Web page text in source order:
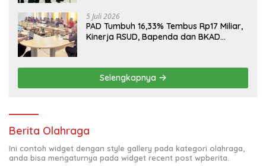
5 Juli 2026
PAD Tumbuh 16,33% Tembus Rp17 Miliar,
Kinerja RSUD, Bapenda dan BKAD
Selengkapnya
Berita Olahraga
Ini contoh widget dengan style gallery pada kategori olahraga,
anda bisa mengaturnya pada widget recent post wpberita.